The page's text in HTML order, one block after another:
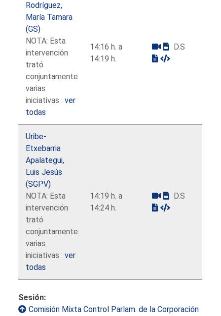
Rodríguez,
María Tamara
(GS)
NOTA: Esta
intervención
trató
conjuntamente
varias
iniciativas :ver
todas
14:16 h. a
14:19 h.
D.S
Uribe-
Etxebarria
Apalategui,
Luis Jesús
(SGPV)
NOTA: Esta
intervención
trató
conjuntamente
varias
iniciativas :ver
todas
14:19 h. a
14:24 h.
D.S
Sesión:
Comisión Mixta Control Parlam. de la Corporación